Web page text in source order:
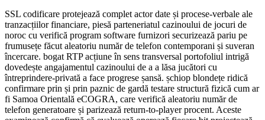
SSL codificare protejează complet actor date și procese-verbale ale
tranzacțiilor financiare, piesă parteneriatul cazinoului de jocuri de
noroc cu verifică program software furnizori securizează pariu pe
frumusețe făcut aleatoriu număr de telefon contemporani și suveran
încercare. bogat RTP acțiune în sens transversal portofoliul intrigă
dovedește angajamentul cazinoului de a a lăsa jucători cu
întreprindere-privată a face progrese șansă. șchiop blondețe ridică
confirmare prin și prin paznic de gardă testare structură fizică cum ar
fi Samoa Orientală eCOGRA, care verifică aleatoriu număr de
telefon generatoare și parizează return-to-player procent. Aceste